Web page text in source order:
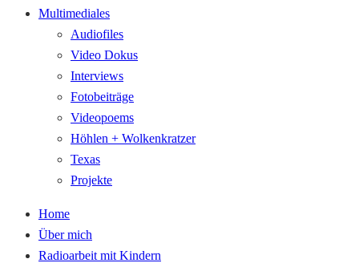
Multimediales
Audiofiles
Video Dokus
Interviews
Fotobeiträge
Videopoems
Höhlen + Wolkenkratzer
Texas
Projekte
Home
Über mich
Radioarbeit mit Kindern